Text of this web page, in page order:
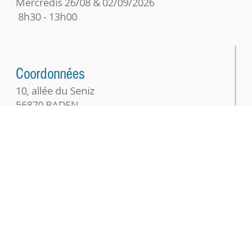
8h30 - 13h00
Coordonnées
10, allée du Seniz
56870 BADEN